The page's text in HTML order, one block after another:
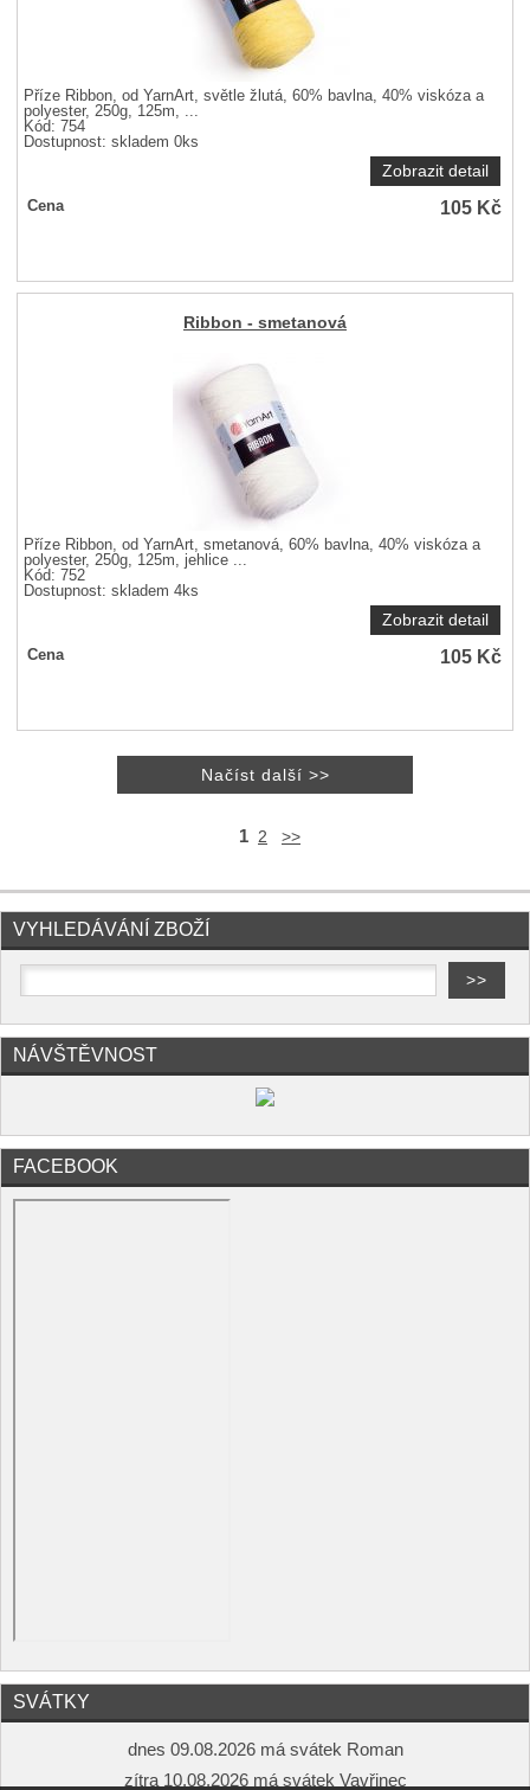
Příze Ribbon, od YarnArt, světle žlutá, 60% bavlna, 40% viskóza a
polyester, 250g, 125m, ...
Kód: 754
Dostupnost:skladem 0ks
Zobrazit detail
Cena 105 Kč
Ribbon - smetanová
Příze Ribbon, od YarnArt, smetanová, 60% bavlna, 40% viskóza a
polyester, 250g, 125m, jehlice ...
Kód: 752
Dostupnost:skladem 4ks
Zobrazit detail
Cena 105 Kč
1 2 >>
VYHLEDÁVÁNÍ ZBOŽÍ
NÁVŠTĚVNOST
FACEBOOK
SVÁTKY
dnes 09.08.2026 má svátek Roman
zítra 10.08.2026 má svátek Vavřinec